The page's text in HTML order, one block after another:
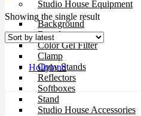
Studio House Equipment
Background
Barndoors
Color Gel Filter
Clamp
Copy Stands
Reflectors
Softboxes
Stand
Studio House Accessories
Showing the single result
Hollyland